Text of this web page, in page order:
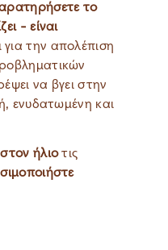
το
- είναι
για την απολέπιση
να βγει στην
ενυδατωμένη και
ήλιοτις